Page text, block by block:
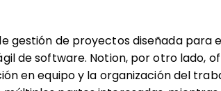
gestión de proyectos diseñada para
de software. Notion, por otro lado,
en equipo y la organización del